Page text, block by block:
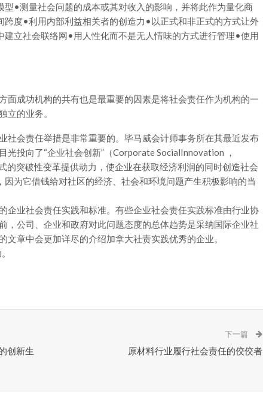
•测量社会问题的成本或其对收入的影响，并将此作为量化商
度•利用内部利益相关者的创造力•以正式和非正式的方式让外
立社会联络网•用人性化而不是无人情味的方式进行管理•使用
面成功机构的共有也是最重要的因素是将社会责任作为机构的一
立的业务。
社会责任举措是非常重要的。毕马威会计师事务所在其最近发布
光投向了“企业社会创新”（Corporate SocialInnovation ，
的突破性变革提供动力，使企业在获取经济利润的同时创造社会
为它借钱给对社区的经济、社会和环境问题产生积极影响的当
企业社会责任实践和标准。有些企业社会责任实践标准由行业协
，公司、企业和政府对此问题态度的总体趋势是采纳国际企业社
章中会更加详尽的介绍加拿大社责实践优秀的企业。
创新生
下一篇
原材料行业履行社会责任的佼佼者